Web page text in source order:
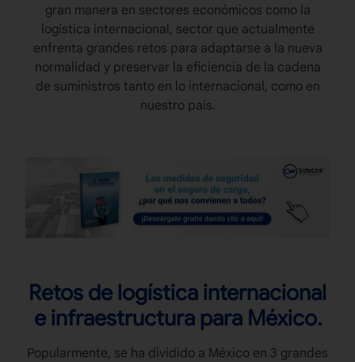
gran manera en sectores económicos como la
logística internacional , sector que actualmente
enfrenta grandes retos para adaptarse a la nueva
normalidad y preservar la eficiencia de la cadena
de suministros tanto en lo internacional, como en
nuestro país.
Retos de logística internacional
e infraestructura para México.
Popularmente, se ha dividido a México en 3 grandes